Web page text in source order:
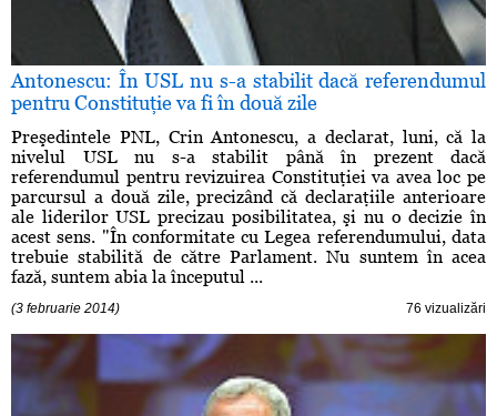
Antonescu: În USL nu s-a stabilit dacă referendumul
pentru Constituţie va fi în două zile
Preşedintele PNL, Crin Antonescu, a declarat, luni, că la
nivelul USL nu s-a stabilit până în prezent dacă
referendumul pentru revizuirea Constituţiei va avea loc pe
parcursul a două zile, precizând că declaraţiile anterioare
ale liderilor USL precizau posibilitatea, şi nu o decizie în
acest sens. "În conformitate cu Legea referendumului, data
trebuie stabilită de către Parlament. Nu suntem în acea
fază, suntem abia la începutul ...
(3 februarie 2014) 76 vizualizări